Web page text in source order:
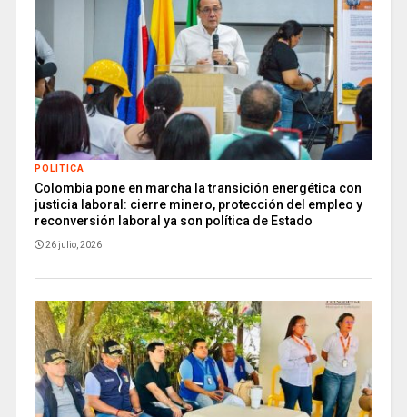
POLITICA
Colombia pone en marcha la transición energética con
justicia laboral: cierre minero, protección del empleo y
reconversión laboral ya son política de Estado
26 julio, 2026